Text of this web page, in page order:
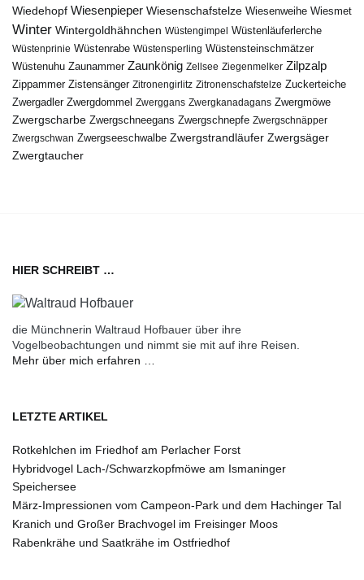
Wiedehopf Wiesenpieper Wiesenschafstelze Wiesenweihe Wiesmet
Winter Wintergoldhähnchen Wüstengimpel Wüstenläuferlerche
Wüstenprinie Wüstenrabe Wüstensperling Wüstensteinschmätzer
Wüstenuhu Zaunammer Zaunkönig Zellsee Ziegenmelker Zilpzalp
Zippammer Zistensänger Zitronengirlitz Zitronenschafstelze Zuckerteiche
Zwergadler Zwergdommel Zwerggans Zwergkanadagans Zwergmöwe
Zwergscharbe Zwergschneegans Zwergschnepfe Zwergschnäpper
Zwergschwan Zwergseeschwalbe Zwergstrandläufer Zwergsäger
Zwergtaucher
HIER SCHREIBT …
die Münchnerin Waltraud Hofbauer über ihre
Vogelbeobachtungen und nimmt sie mit auf ihre Reisen.
Mehr über mich erfahren …
LETZTE ARTIKEL
Rotkehlchen im Friedhof am Perlacher Forst
Hybridvogel Lach-/Schwarzkopfmöwe am Ismaninger
Speichersee
März-Impressionen vom Campeon-Park und dem Hachinger Tal
Kranich und Großer Brachvogel im Freisinger Moos
Rabenkrähe und Saatkrähe im Ostfriedhof